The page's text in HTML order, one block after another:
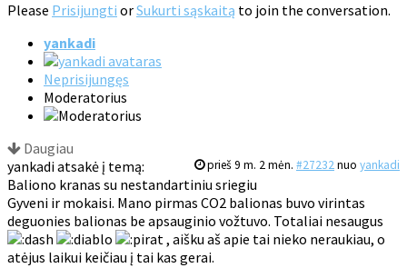
Please Prisijungti orSukurti sąskaitą to join the conversation.
yankadi
Neprisijungęs
Moderatorius
Daugiau
prieš 9 m. 2 mėn. #27232nuo yankadi
yankadi atsakė į temą:
Baliono kranas su nestandartiniu sriegiu
Gyveni ir mokaisi. Mano pirmas CO2 balionas buvo virintas
deguonies balionas be apsauginio vožtuvo. Totaliai nesaugus
, aišku aš apie tai nieko neraukiau, o
atėjus laikui keičiau į tai kas gerai.